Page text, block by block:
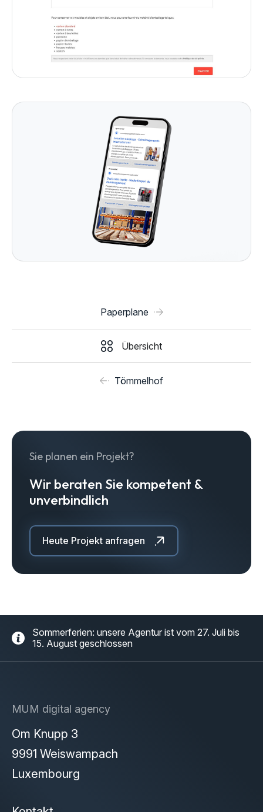
Tömmelhof
Übersicht
Paperplane
Sie planen ein Projekt?
Wir beraten Sie kompetent &
unverbindlich
Heute Projekt anfragen
Sommerferien: unsere Agentur ist vom 27. Juli bis
15. August geschlossen
MUM digital agency
Om Knupp 3
9991 Weiswampach
Luxembourg